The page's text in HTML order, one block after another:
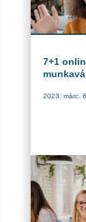
7+1
2023. márc.